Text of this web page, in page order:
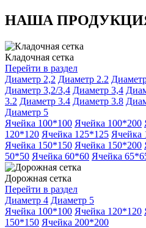
НАША
Кладочная сетка
Перейти в раздел
Диаметр 2,2 Диаметр 2.2
Диаметр 3,2/3,4 Диаметр 3,4
3.2 Диаметр 3.4 Диаметр 3.8
Диаметр 5
Ячейка 100*100 Ячейка 100*200
120*120 Ячейка 125*125 Ячейка
Ячейка 150*150 Ячейка 150*200
50*50 Ячейка 60*60 Ячейка
Дорожная сетка
Перейти в раздел
Диаметр 4 Диаметр 5
Ячейка 100*100 Ячейка 120*120
150*150 Ячейка 200*200